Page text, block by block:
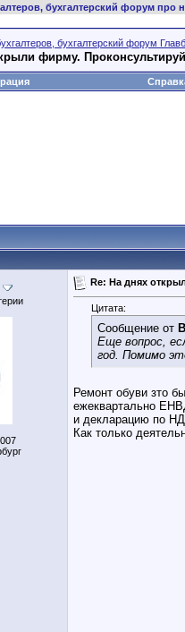
бухгалтерский форум
бухгалтерский форум
фирму.
Re: На днях
Цитата:
Сообщение от
Еще вопрос,
год. Помимо
Ремонт обуви зто
ежеквартально
и декларацию по
Как только